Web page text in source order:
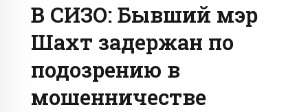
В СИЗО: Бывший мэр
Шахт задержан по
подозрению в
мошенничестве